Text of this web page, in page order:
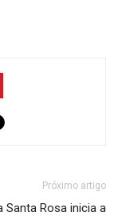
Próximo artigo
Santa Rosa inicia a